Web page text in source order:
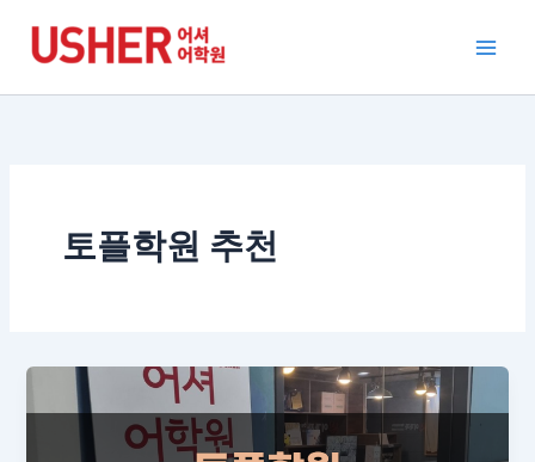
로
토플학원 추천